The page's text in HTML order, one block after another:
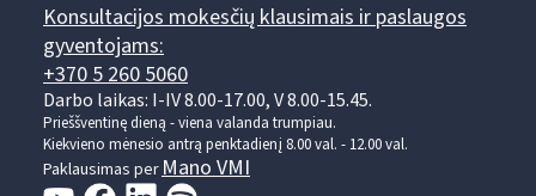
Konsultacijos mokesčių klausimais ir paslaugos
gyventojams:
+370 5 260 5060
Darbo laikas: I-IV 8.00-17.00, V 8.00-15.45.
Prieššventinę dieną - viena valanda trumpiau.
Kiekvieno mėnesio antrą penktadienį 8.00 val. - 12.00 val.
Paklausimas per Mano VMI